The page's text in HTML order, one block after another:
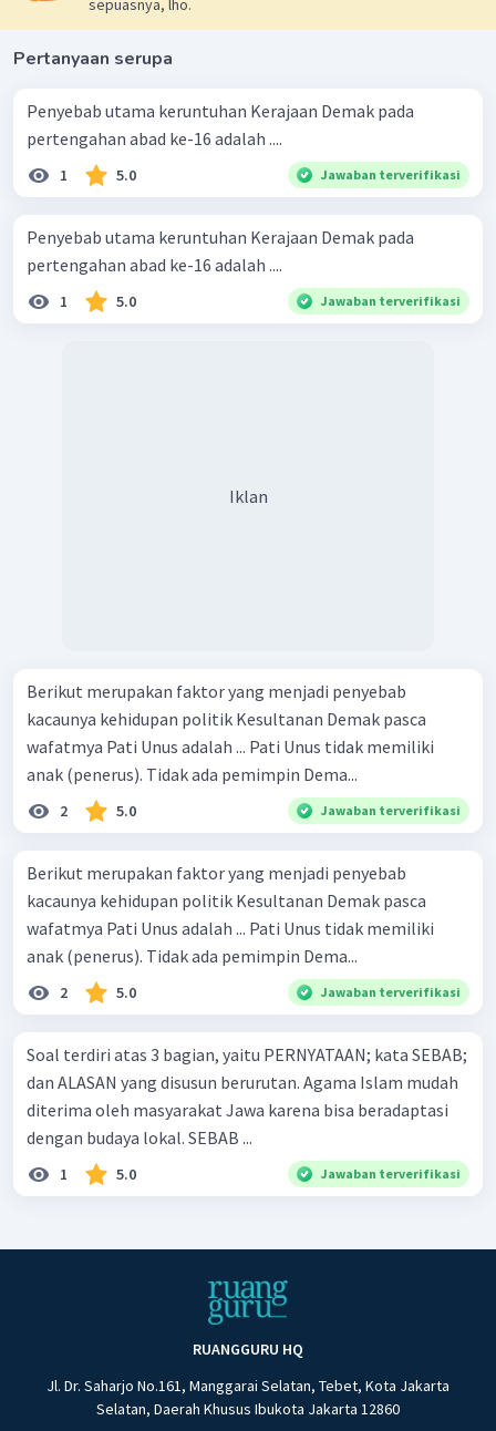
sepuasnya, lho.
Pertanyaan serupa
Penyebab utama keruntuhan Kerajaan Demak pada
pertengahan abad ke-16 adalah ....
1 5.0 Jawaban terverifikasi
Penyebab utama keruntuhan Kerajaan Demak pada
pertengahan abad ke-16 adalah ....
1 5.0 Jawaban terverifikasi
Iklan
Berikut merupakan faktor yang menjadi penyebab
kacaunya kehidupan politik Kesultanan Demak pasca
wafatmya Pati Unus adalah ... Pati Unus tidak memiliki
anak (penerus). Tidak ada pemimpin Dema...
2 5.0 Jawaban terverifikasi
Berikut merupakan faktor yang menjadi penyebab
kacaunya kehidupan politik Kesultanan Demak pasca
wafatmya Pati Unus adalah ... Pati Unus tidak memiliki
anak (penerus). Tidak ada pemimpin Dema...
2 5.0 Jawaban terverifikasi
Soal terdiri atas 3 bagian, yaitu PERNYATAAN; kata SEBAB;
dan ALASAN yang disusun berurutan. Agama Islam mudah
diterima oleh masyarakat Jawa karena bisa beradaptasi
dengan budaya lokal. SEBAB ...
1 5.0 Jawaban terverifikasi
RUANGGURU HQ
Jl. Dr. Saharjo No.161, Manggarai Selatan, Tebet, Kota Jakarta
Selatan, Daerah Khusus Ibukota Jakarta 12860